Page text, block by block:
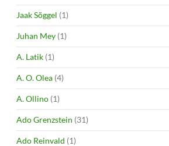
Jaak Sõggel (1)
Juhan Mey (1)
A. Latik (1)
A. O. Olea (4)
A. Ollino (1)
Ado Grenzstein (31)
Ado Reinvald (1)